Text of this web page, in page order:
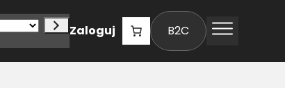
Zaloguj B2C